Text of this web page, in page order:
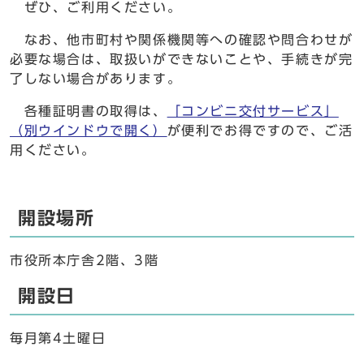
ぜひ、ご利用ください。
なお、他市町村や関係機関等への確認や問合わせが
必要な場合は、取扱いができないことや、手続きが完
了しない場合があります。
各種証明書の取得は、
「コンビニ交付サービス」
（別ウインドウで開く） が便利でお得ですので、ご活
用ください。
開設場所
市役所本庁舎2階、3階
開設日
毎月第4土曜日